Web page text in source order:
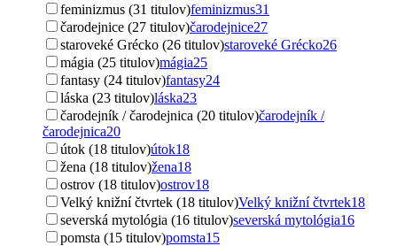
feminizmus (31 titulov)feminizmus31
čarodejnice (27 titulov)čarodejnice27
staroveké Grécko (26 titulov)staroveké Grécko26
mágia (25 titulov)mágia25
fantasy (24 titulov)fantasy24
láska (23 titulov)láska23
čarodejník / čarodejnica (20 titulov)čarodejník /
čarodejnica20
útok (18 titulov)útok18
žena (18 titulov)žena18
ostrov (18 titulov)ostrov18
Velký knižní čtvrtek (18 titulov)Velký knižní čtvrtek18
severská mytológia (16 titulov)severská mytológia16
pomsta (15 titulov)pomsta15